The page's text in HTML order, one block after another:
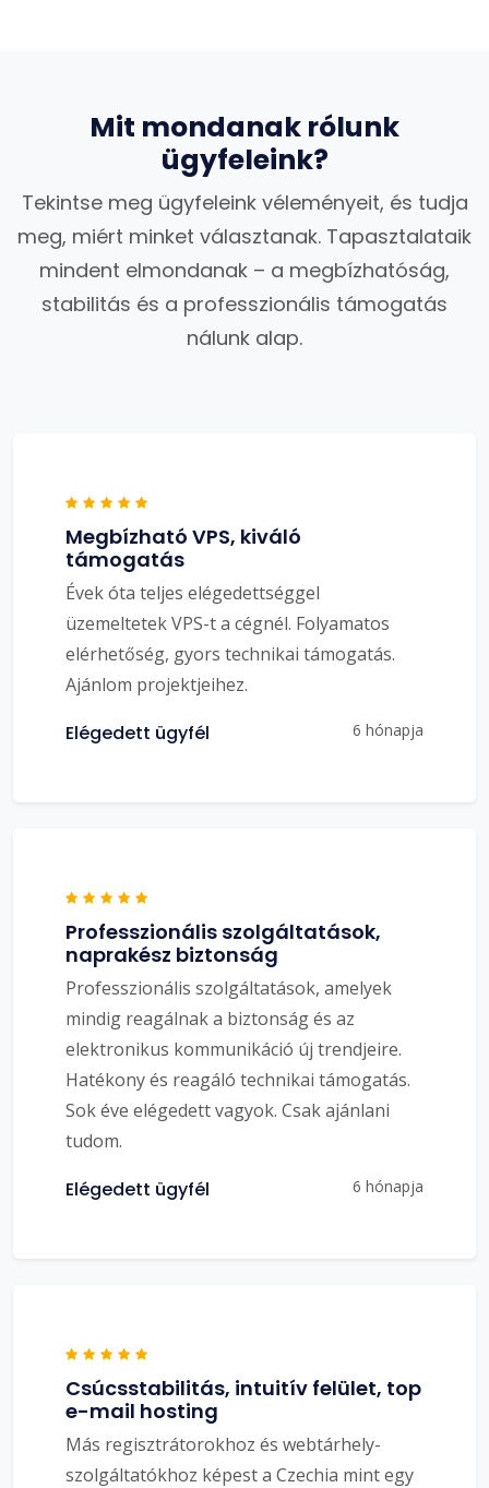
Mit mondanak rólunk
ügyfeleink?
Tekintse meg ügyfeleink véleményeit, és tudja
meg, miért minket választanak. Tapasztalataik
mindent elmondanak – a megbízhatóság,
stabilitás és a professzionális támogatás
nálunk alap.
Megbízható VPS, kiváló
támogatás
Évek óta teljes elégedettséggel
üzemeltetek VPS-t a cégnél. Folyamatos
elérhetőség, gyors technikai támogatás.
Ajánlom projektjeihez.
Elégedett ügyfél 6 hónapja
Professzionális szolgáltatások,
naprakész biztonság
Professzionális szolgáltatások, amelyek
mindig reagálnak a biztonság és az
elektronikus kommunikáció új trendjeire.
Hatékony és reagáló technikai támogatás.
Sok éve elégedett vagyok. Csak ajánlani
tudom.
Elégedett ügyfél 6 hónapja
Csúcsstabilitás, intuitív felület, top
e-mail hosting
Más regisztrátorokhoz és webtárhely-
szolgáltatókhoz képest a Czechia mint egy